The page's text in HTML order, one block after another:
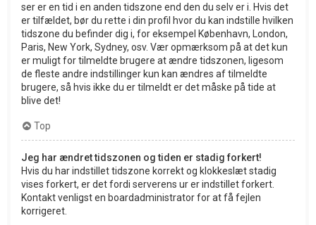
ser er en tid i en anden tidszone end den du selv er i. Hvis det
er tilfældet, bør du rette i din profil hvor du kan indstille hvilken
tidszone du befinder dig i, for eksempel København, London,
Paris, New York, Sydney, osv. Vær opmærksom på at det kun
er muligt for tilmeldte brugere at ændre tidszonen, ligesom
de fleste andre indstillinger kun kan ændres af tilmeldte
brugere, så hvis ikke du er tilmeldt er det måske på tide at
blive det!
Top
Jeg har ændret tidszonen og tiden er stadig forkert!
Hvis du har indstillet tidszone korrekt og klokkeslæt stadig
vises forkert, er det fordi serverens ur er indstillet forkert.
Kontakt venligst en boardadministrator for at få fejlen
korrigeret.